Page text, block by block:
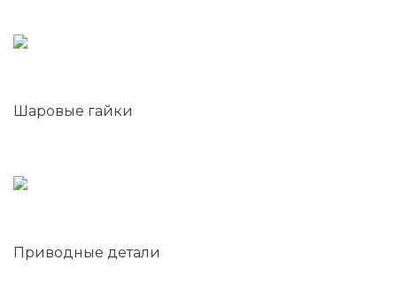
Шаровые гайки
Приводные детали